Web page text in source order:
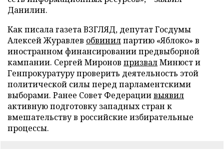
Данилин.
Как писала газета ВЗГЛЯД, депутат Госдумы
Алексей Журавлев обвинилпартию «Яблоко» в
иностранном финансировании предвыборной
кампании. Сергей Миронов призвалМинюст и
Генпрокуратуру проверить деятельность этой
политической силы перед парламентскими
выборами. Ранее Совет Федерациивыявил
активную подготовку западных стран к
вмешательству в российские избирательные
процессы.